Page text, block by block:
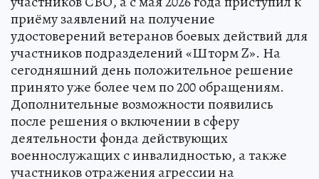
приёму заявлений на получение
удостоверений ветеранов боевых действий для
участников подразделений «Шторм Z». На
сегодняшний день положительное решение
принято уже более чем по 200 обращениям.
Дополнительные возможности появились
после решения о включении в сферу
деятельности фонда действующих
военнослужащих с инвалидностью, а также
участников отражения агрессии на